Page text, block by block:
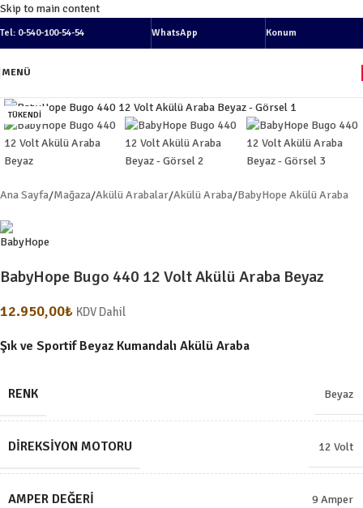
Skip to main content
Tel: 0-540-100-54-54 WhatsApp Konum
MENÜ
TÜKENDI
Ana Sayfa/Mağaza/Akülü Arabalar/Akülü Araba/BabyHope Akülü Araba
BabyHope Bugo 440 12 Volt Akülü Araba Beyaz
12.950,00₺ KDV Dahil
Şık ve Sportif Beyaz Kumandalı Akülü Araba
RENK Beyaz
DIREKSIYON MOTORU 12 Volt
AMPER DEĞERI 9 Amper